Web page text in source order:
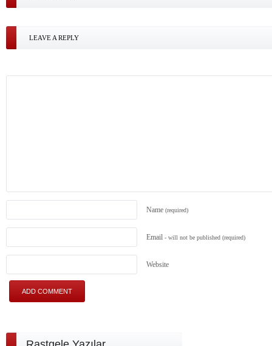
LEAVE A REPLY
Name (required)
Email - will not be published (required)
Website